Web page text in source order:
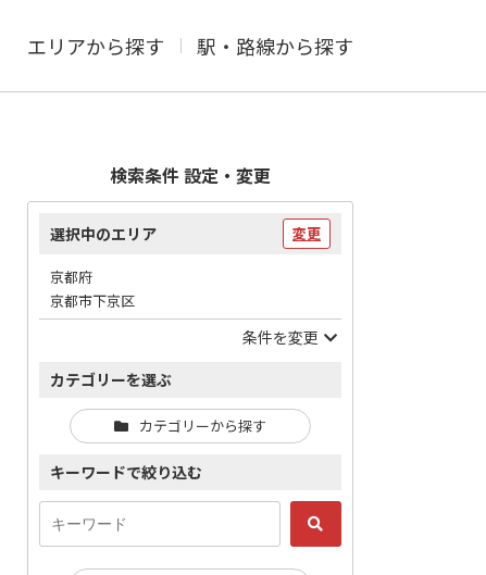
エリアから探す 駅・路線から探す
検索条件 設定・変更
選択中のエリア 変更
京都府
京都市下京区
条件を変更
カテゴリーを選ぶ
カテゴリーから探す
キーワードで絞り込む